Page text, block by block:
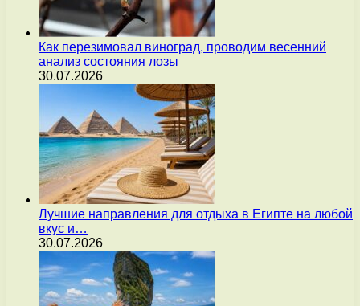
Как перезимовал виноград, проводим весенний
анализ состояния лозы
30.07.2026
Лучшие направления для отдыха в Египте на любой
вкус и…
30.07.2026